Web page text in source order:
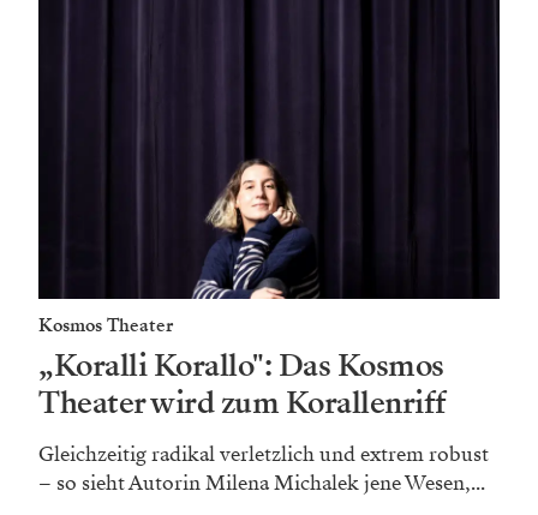
Kosmos Theater
„Koralli Korallo": Das Kosmos
Theater wird zum Korallenriff
Gleichzeitig radikal verletzlich und extrem robust
– so sieht Autorin Milena Michalek jene Wesen,...